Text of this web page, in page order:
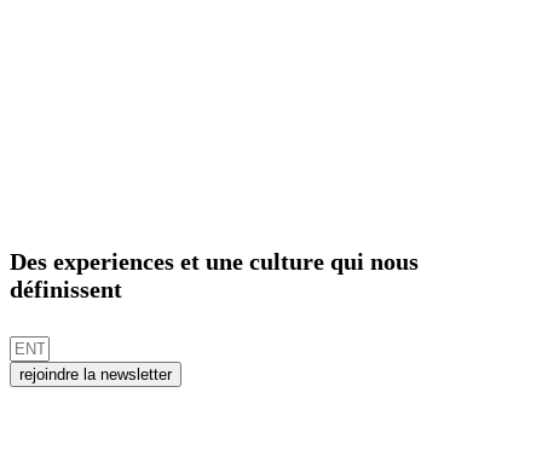
Des experiences et une culture qui nous
définissent
rejoindre la newsletter